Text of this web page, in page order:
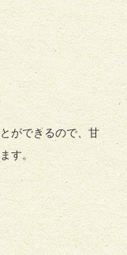
ができるので、甘
す。